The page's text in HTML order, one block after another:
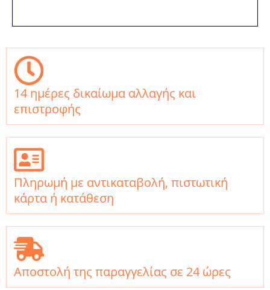
14 ημέρες δικαίωμα αλλαγής και
επιστροφής
Πληρωμή με αντικαταβολή, πιστωτική
κάρτα ή κατάθεση
Αποστολή της παραγγελίας σε 24 ώρες